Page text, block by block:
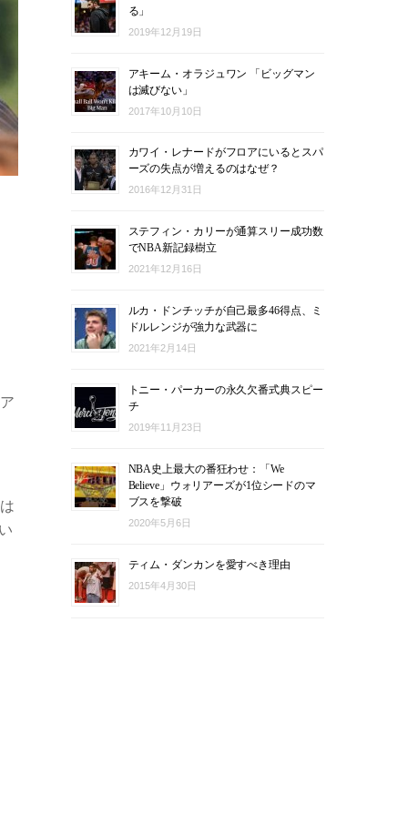
る」
2019年12月19日
アキーム・オラジュワン 「ビッグマン
は滅びない」
2017年10月10日
カワイ・レナードがフロアにいるとスパ
ーズの失点が増えるのはなぜ？
2016年12月31日
ステフィン・カリーが通算スリー成功数
でNBA新記録樹立
2021年12月16日
ルカ・ドンチッチが自己最多46得点、ミ
ドルレンジが強力な武器に
2021年2月14日
トニー・パーカーの永久欠番式典スピー
チ
2019年11月23日
NBA史上最大の番狂わせ：「We
Believe」ウォリアーズが1位シードのマ
ブスを撃破
2020年5月6日
ティム・ダンカンを愛すべき理由
2015年4月30日